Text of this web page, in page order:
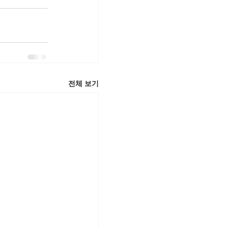
전체 보기